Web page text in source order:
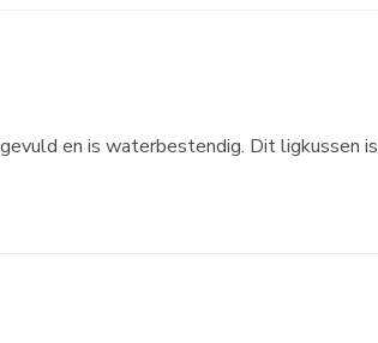
en is waterbestendig. Dit ligkussen is